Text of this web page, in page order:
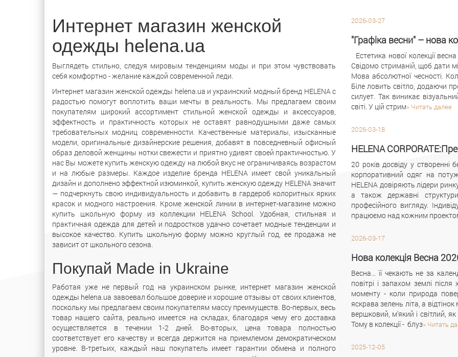
Интернет магазин женской
одежды helena.ua
Выглядеть стильно, следуя мировым тенденциям моды и при этом чувствовать
себя комфортно - желание каждой современной леди.
Интернет магазин женской одежды helena.ua и украинский модный бренд HELENA с
радостью помогут воплотить ваши мечты в реальность. Мы предлагаем своим
покупателям широкий ассортимент стильной женской одежды и аксессуаров,
эффектность и практичность которых не оставят равнодушными даже самых
требовательных модниц современности. Качественные материалы, изысканные
модели, оригинальные дизайнерские решения, добавят в повседневный офисный
образ деловой женщины нотки свежести и приятно удивят своей практичностью. У
нас Вы можете купить женскую одежду на любой вкус не ограничиваясь возрастом
и на любые размеры. Каждое изделие бренда HELENA имеет свой уникальный
дизайн и дополнено эффектной изюминкой, купить женскую одежду HELENA значит
— подчеркнуть свою индивидуальность и добавить в гардероб колоритных ярких
красок и модного настроения. Кроме женской линии в интернет-магазине можно
купить школьную форму из коллекции HELENA School. Удобная, стильная и
практичная одежда для детей и подростков удачно сочетает модные тенденции и
высокое качество. Купить школьную форму можно круглый год, ее продажа не
зависит от школьного сезона.
Покупай Made in Ukraine
Работая уже не первый год на украинском рынке, интернет магазин женской
одежды helena.ua завоевал большое доверие и хорошие отзывы от своих клиентов,
поскольку мы предлагаем своим покупателям массу преимуществ. Во-первых, весь
товар нашего сайта, реально имеется на складах, благодаря чему его доставка
осуществляется в течении 1-2 дней. Во-вторых, цена товара полностью
соответствует его качеству и всегда держится на приемлемом демократическом
уровне. В-третьих, каждый наш покупатель имеет гарантии обмена и полного
2026-03-27
"Графіка весни" – нова
Естетика нової колекції
Свідомо стриманій, щоб дати
Мова абсолютної чесності.
Біле ловить світло, додаючи
силует. Так виникає
світі. У цій стрим» Читать далее
2026-03-18
HELENA
20 років досвіду у
корпоративний одяг на
HELENA довіряють лідери
а також державні
професійного вигляду.
працюємо над кожним
2026-03-17
Нова колекція Весна
Весна... її чекають не за
повітрі і запахом землі
моменту - коли природа
яскрава зелень літа, а
вершковий, м’який і світлий,
Тому в колекції - блуз» Читать
2025-12-05